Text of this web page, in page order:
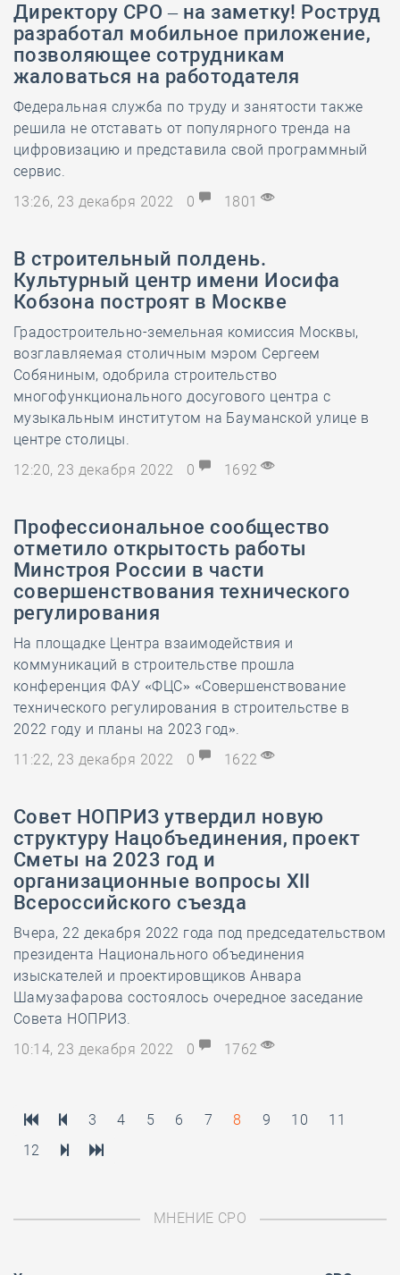
Директору СРО – на заметку! Роструд
разработал мобильное приложение,
позволяющее сотрудникам
жаловаться на работодателя
Федеральная служба по труду и занятости также
решила не отставать от популярного тренда на
цифровизацию и представила свой программный
сервис.
13:26, 23 декабря 2022
0 1801
В строительный полдень.
Культурный центр имени Иосифа
Кобзона построят в Москве
Градостроительно-земельная комиссия Москвы,
возглавляемая столичным мэром Сергеем
Собяниным, одобрила строительство
многофункционального досугового центра с
музыкальным институтом на Бауманской улице в
центре столицы.
12:20, 23 декабря 2022
0 1692
Профессиональное сообщество
отметило открытость работы
Минстроя России в части
совершенствования технического
регулирования
На площадке Центра взаимодействия и
коммуникаций в строительстве прошла
конференция ФАУ «ФЦС» «Совершенствование
технического регулирования в строительстве в
2022 году и планы на 2023 год».
11:22, 23 декабря 2022
0 1622
Совет НОПРИЗ утвердил новую
структуру Нацобъединения, проект
Сметы на 2023 год и
организационные вопросы XII
Всероссийского съезда
Вчера, 22 декабря 2022 года под председательством
президента Национального объединения
изыскателей и проектировщиков Анвара
Шамузафарова состоялось очередное заседание
Совета НОПРИЗ.
10:14, 23 декабря 2022
0 1762
3 4 5 6 7 8 9 10
11
12
МНЕНИЕ СРО